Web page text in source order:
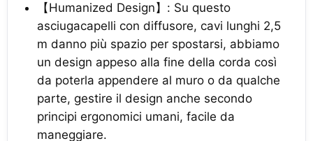
【Humanized Design】: Su questo
asciugacapelli con diffusore, cavi lunghi 2,5
m danno più spazio per spostarsi, abbiamo
un design appeso alla fine della corda così
da poterla appendere al muro o da qualche
parte, gestire il design anche secondo
principi ergonomici umani, facile da
maneggiare.